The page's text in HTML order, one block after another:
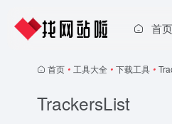
首页
首页 • 工具大全 • 下载工具 •
TrackersList